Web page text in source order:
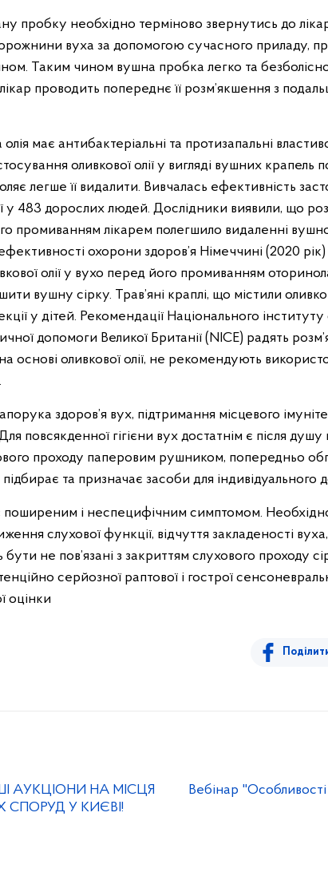
пробку необхідно терміново звернутись до
вуха за допомогою сучасного приладу,
Таким чином вушна пробка легко та
проводить попереднє її розм’якшення з
має антибактеріальні та протизапальні
оливкової олії у вигляді вушних крапель
легше її видалити. Вивчалась ефективність
у 483 дорослих людей. Дослідники виявили, що
промиванням лікарем полегшило видаленні
охорони здоров’я Німеччині (2020
олії у вухо перед його промиванням
вушну сірку. Трав’яні краплі, що містили
у дітей. Рекомендації Національного інституту
допомоги Великої Британії (NICE) радять
основі оливкової олії, не рекомендують
здоров’я вух, підтримання місцевого
повсякденної гігієни вух достатнім є після
проходу паперовим рушником, попередньо
підбирає та призначає засоби для індивідуального
поширеним і неспецифічним симптомом.
слухової функції, відчуття закладеності
не пов’язані з закриттям слухового проходу
серйозної раптової і гострої
оцінки
АУКЦІОНИ НА МІСЦЯ
У КИЄВІ!
Вебінар